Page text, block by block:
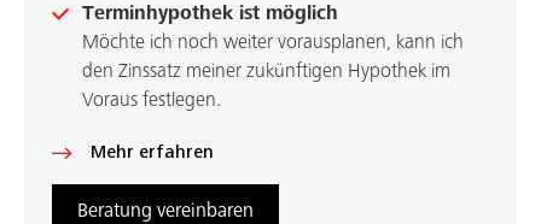
Terminhypothek ist möglich
Möchte ich noch weiter vorausplanen, kann ich
den Zinssatz meiner zukünftigen Hypothek im
Voraus festlegen.
Mehr erfahren
Beratung vereinbaren